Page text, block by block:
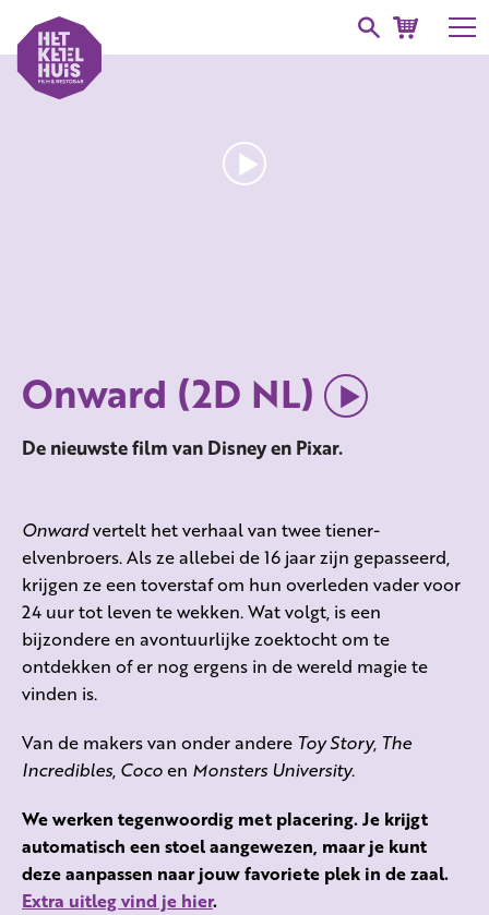
Onward (2D NL)
De nieuwste film van Disney en Pixar.
Onwardvertelt het verhaal van twee tiener-
elvenbroers. Als ze allebei de 16 jaar zijn gepasseerd,
krijgen ze een toverstaf om hun overleden vader voor
24 uur tot leven te wekken. Wat volgt, is een
bijzondere en avontuurlijke zoektocht om te
ontdekken of er nog ergens in de wereld magie te
vinden is.
Van de makers van onder andere Toy Story, The
Incredibles, Cocoen Monsters University.
We werken tegenwoordig met placering. Je krijgt
automatisch een stoel aangewezen, maar je kunt
deze aanpassen naar jouw favoriete plek in de zaal.
Extra uitleg vind je hier.